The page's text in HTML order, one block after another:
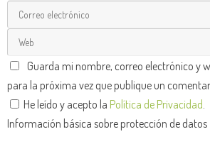
Guarda mi nombre, correo electrónico y
para la próxima vez que publique un
He leído y acepto la Política de Privacidad
Información básica sobre protección de datos